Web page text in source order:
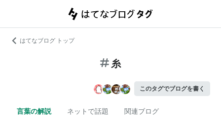
はてなブログ トップ
糸
このタグでブログを書く
言葉の解説 ネットで話題 関連ブログ